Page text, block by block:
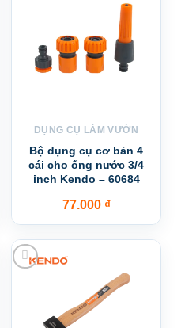
Add to wishlist
DỤNG CỤ LÀM VƯỜN
Bộ dụng cụ cơ bản 4
cái cho ống nước 3/4
inch Kendo – 60684
77.000 ₫
Add to wishlist